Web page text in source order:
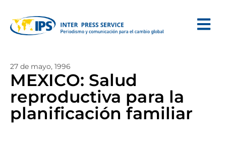
27 de mayo, 1996
MEXICO: Salud
reproductiva para la
planificación familiar